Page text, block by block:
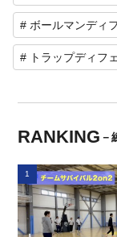
# ボールマンディ
# トラップディフ
RANKING －
1